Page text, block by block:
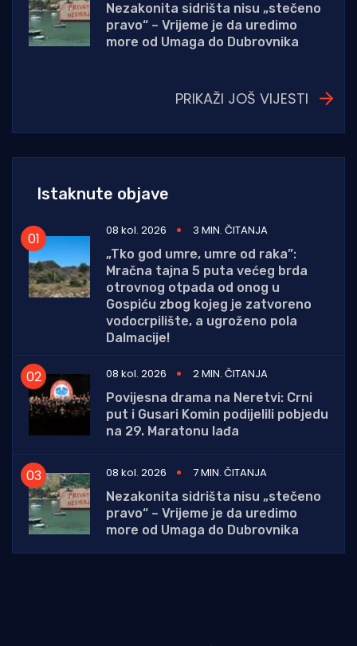
Nezakonita sidrišta nisu „stečeno
pravo“ – Vrijeme je da uredimo
more od Umaga do Dubrovnika
PRIKAŽI JOŠ VIJESTI
Istaknute objave
08 kol. 2026
3 MIN. ČITANJA
„Tko god umre, umre od raka”:
Mračna tajna 5 puta većeg brda
otrovnog otpada od onog u
Gospiću zbog kojeg je zatvoreno
vodocrpilište, a ugroženo pola
Dalmacije!
08 kol. 2026
2 MIN. ČITANJA
Povijesna drama na Neretvi: Crni
put i Gusari Komin podijelili pobjedu
na 29. Maratonu lađa
08 kol. 2026
7 MIN. ČITANJA
Nezakonita sidrišta nisu „stečeno
pravo“ – Vrijeme je da uredimo
more od Umaga do Dubrovnika